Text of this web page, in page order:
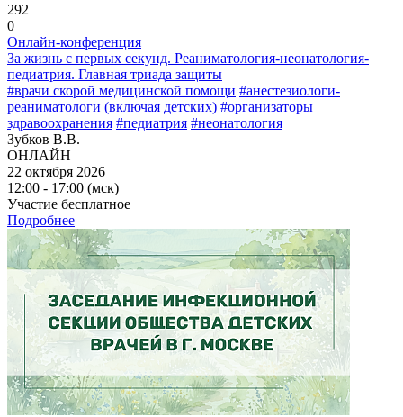
292
0
Онлайн-конференция
За жизнь с первых секунд. Реаниматология-неонатология-
педиатрия. Главная триада защиты
#врачи скорой медицинской помощи #анестезиологи-
реаниматологи (включая детских) #организаторы
здравоохранения #педиатрия #неонатология
Зубков В.В.
ОНЛАЙН
22 октября 2026
12:00 - 17:00 (мск)
Участие бесплатное
Подробнее